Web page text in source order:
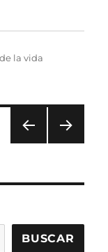
la vida
ERIONA
BUSCAR